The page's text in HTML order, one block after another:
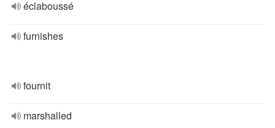
éclaboussé
furnishes
fournit
marshalled